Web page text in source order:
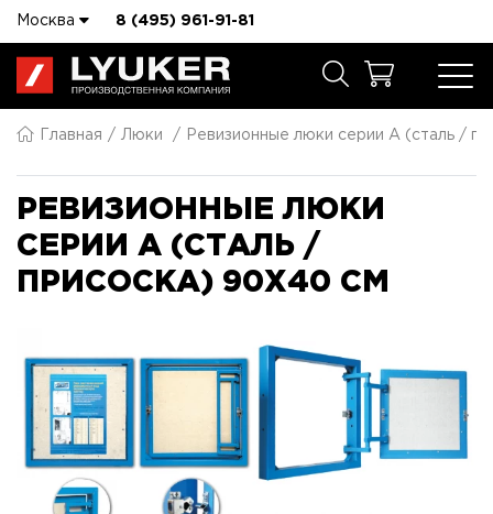
Москва 8 (495) 961-91-81
Главная Люки Ревизионные люки серии A (сталь /
РЕВИЗИОННЫЕ ЛЮКИ
СЕРИИ A (СТАЛЬ /
ПРИСОСКА) 90X40 СМ